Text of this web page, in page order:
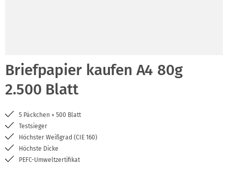
Briefpapier kaufen A4 80g
2.500 Blatt
5 Päckchen × 500 Blatt
Testsieger
Höchster Weißgrad (CIE 160)
Höchste Dicke
PEFC-Umweltzertifikat